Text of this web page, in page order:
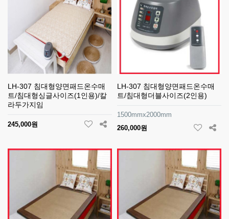
LH-307 침대형양면패드온수매
트/침대형싱글사이즈(1인용)/칼
라두가지임
245,000원
LH-307 침대형양면패드온수매
트/침대형더블사이즈(2인용)
1500mmx2000mm
260,000원